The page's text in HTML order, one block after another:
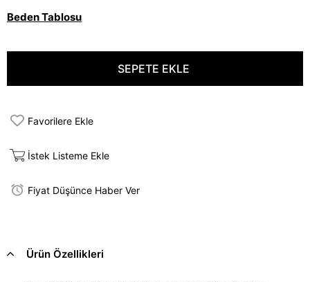
Beden Tablosu
Favorilere Ekle
İstek Listeme Ekle
Fiyat Düşünce Haber Ver
Ürün Özellikleri